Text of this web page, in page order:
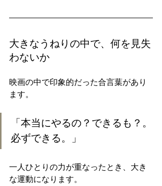
大きなうねりの中で、何を見失
わないか
映画の中で印象的だった合言葉があり
ます。
「本当にやるの？できるも？。
必ずできる。」
一人ひとりの力が重なったとき、大き
な運動になります。